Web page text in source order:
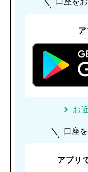
口座を
お
口座
アプリ